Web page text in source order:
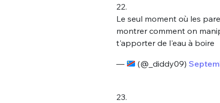
22.
Le seul moment où les
montrer comment on
t'apporter de l'eau à boire
— (@_diddy09)
23.